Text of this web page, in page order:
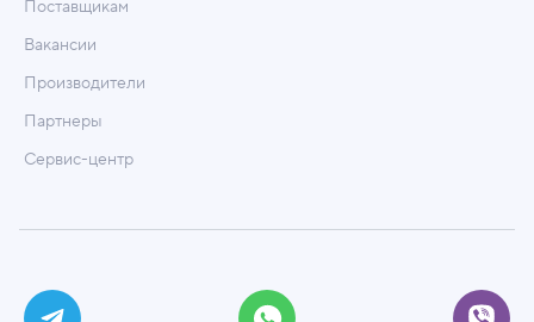
Поставщикам
Вакансии
Производители
Партнеры
Сервис-центр